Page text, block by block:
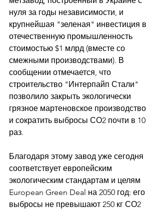
нуля за годы независимости, и
крупнейшая "зеленая" инвестиция в
отечественную промышленность
стоимостью $1 млрд (вместе со
смежными производствами). В
сообщении отмечается, что
строительство "Интерпайп Стали"
позволило закрыть экологически
грязное мартеновское производство
и сократить выбросы СО2 почти в 10
раз.
Благодаря этому завод уже сегодня
соответствует европейским
экологическим стандартам и целям
European Green Deal на 2050 год: его
выбросы не превышают 250 кг СО2